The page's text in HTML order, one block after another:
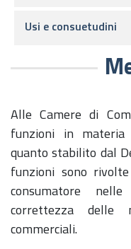
Alle Camere di
funzioni in materia
quanto stabilito dal
funzioni sono
consumatore
correttezza delle
commerciali.
Usi e consuetudini